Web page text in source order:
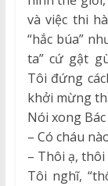
và việc thi
“hắc búa”
ta” cứ gật
Tôi đứng
khởi mừng
Nói xong
– Có cháu
– Thôi ạ, thôi
Tôi nghĩ,